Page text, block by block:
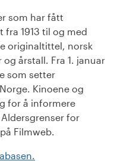
som har fått
fra 1913 til og med
originaltittel, norsk
årstall. Fra 1. januar
som setter
Kinoene og
for å informere
for
Filmweb.